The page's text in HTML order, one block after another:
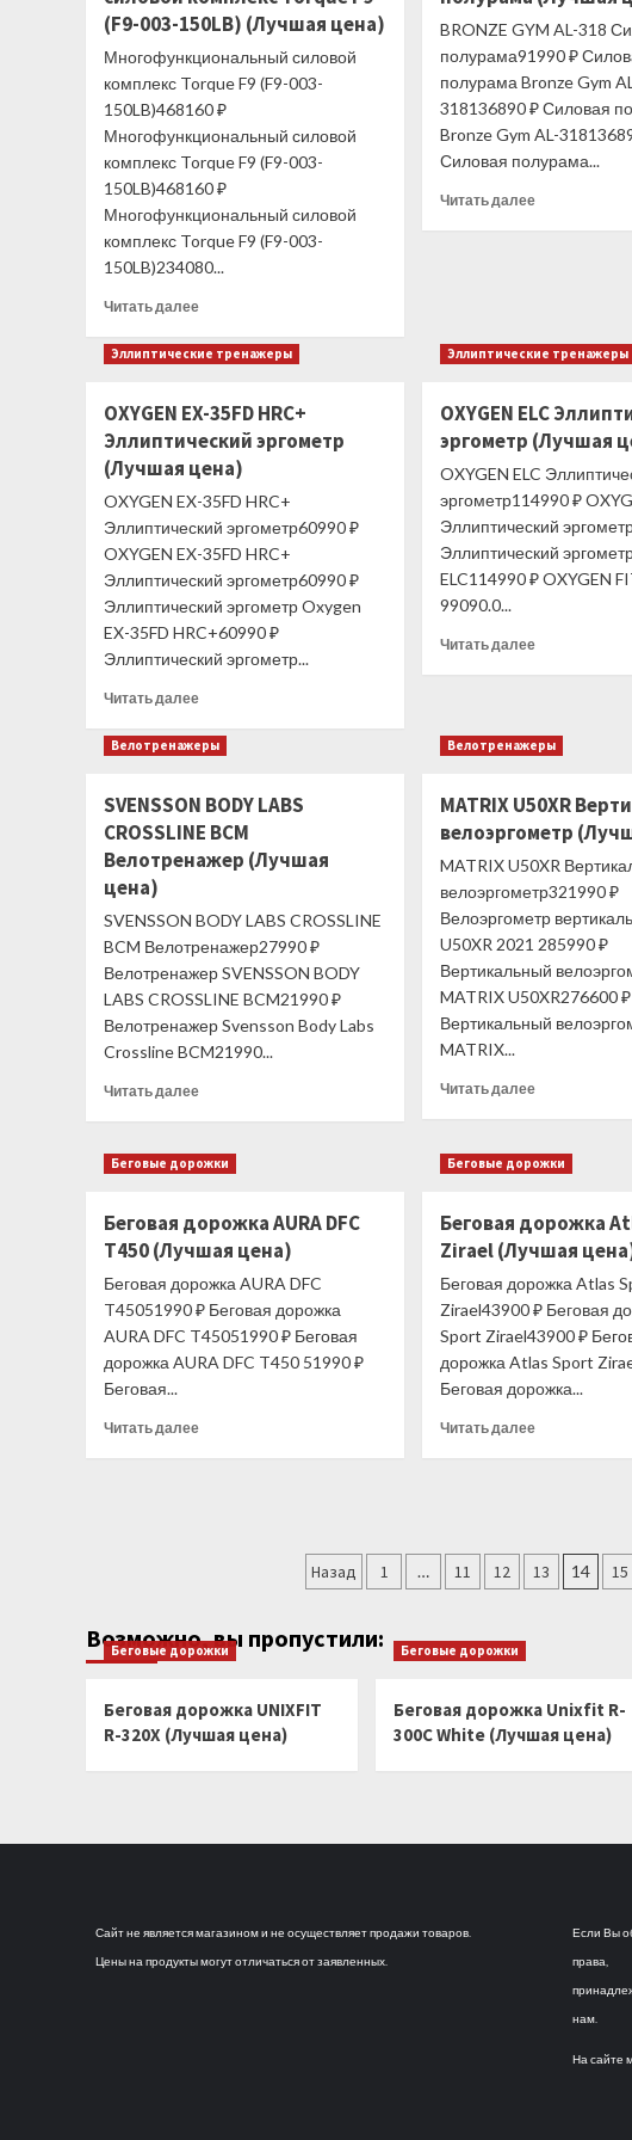
(F9-003-150LB) (Лучшая цена)
Многофункциональный силовой
комплекс Torque F9 (F9-003-
150LB)468160 ₽
Многофункциональный силовой
комплекс Torque F9 (F9-003-
150LB)468160 ₽
Многофункциональный силовой
комплекс Torque F9 (F9-003-
150LB)234080...
Читать далееПрочитать
о
комплекс
Torque
F9
(F9-
003-
150LB)
(Лучшая
цена)
BRONZE GYM AL-318
полурама91990 ₽
полурама Bronze Gym
318136890 ₽ Силовая
Bronze Gym AL-
Силовая полурама...
Читать далееПрочитать
Силовая
цена)
Эллиптические тренажеры
OXYGEN EX-35FD HRC+
Эллиптический эргометр
(Лучшая цена)
OXYGEN EX-35FD HRC+
Эллиптический эргометр60990 ₽
OXYGEN EX-35FD HRC+
Эллиптический эргометр60990 ₽
Эллиптический эргометр Oxygen
EX-35FD HRC+60990 ₽
Эллиптический эргометр...
Читать далееПрочитать
о
35FD
HRC+
Эллиптический
эргометр
цена)
Эллиптические тренажеры
OXYGEN ELC
эргометр (Лучшая
OXYGEN ELC
эргометр114990 ₽
Эллиптический
Эллиптический
ELC114990 ₽ OXYGEN
99090.0...
Читать далееПрочитать
ELC
(Лучшая
Велотренажеры
SVENSSON BODY LABS
CROSSLINE BCM
Велотренажер (Лучшая
цена)
SVENSSON BODY LABS CROSSLINE
BCM Велотренажер27990 ₽
Велотренажер SVENSSON BODY
LABS CROSSLINE BCM21990 ₽
Велотренажер Svensson Body Labs
Crossline BCM21990...
Читать далееПрочитать
SVENSSON
BODY
CROSSLINE
BCM
(Лучшая
цена)
Велотренажеры
MATRIX U50XR
велоэргометр
MATRIX U50XR
велоэргометр321990 ₽
Велоэргометр
U50XR 2021 285990 ₽
Вертикальный
MATRIX U50XR276600 ₽
Вертикальный
MATRIX...
Читать далееПрочитать
MATRIX
U50XR
(Лучшая
Беговые дорожки
Беговая дорожка AURA DFC
T450 (Лучшая цена)
Беговая дорожка AURA DFC
T45051990 ₽ Беговая дорожка
AURA DFC T45051990 ₽ Беговая
дорожка AURA DFC T450 51990 ₽
Беговая...
Читать далееПрочитать
Беговые дорожки
Беговая дорожка
Zirael (Лучшая
Беговая дорожка Atlas
Zirael43900 ₽ Беговая
Sport Zirael43900 ₽
дорожка Atlas Sport
Беговая дорожка...
Читать далееПрочитать
Sport
Zirael
Пагинация
Назад 1 … 11 12 13 14 15
Возможно, вы пропустили:
Беговые дорожки
Беговая дорожка UNIXFIT
R-320X (Лучшая цена)
Беговые дорожки
Беговая дорожка Unixfit R-
300C White (Лучшая цена)
Сайт не является магазином и не осуществляет продажи товаров.
Цены на продукты могут отличаться от заявленных.
Если Вы
права,
нам.
На сайте